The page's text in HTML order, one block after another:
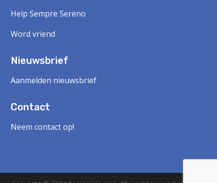
Help Sempre Sereno
Word vriend
Nieuwsbrief
Aanmelden nieuwsbrief
Contact
Neem contact op!